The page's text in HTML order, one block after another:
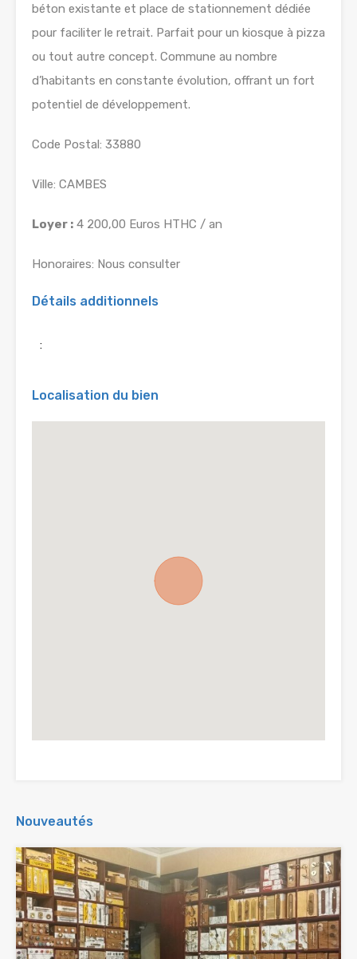
béton existante et place de stationnement dédiée
pour faciliter le retrait. Parfait pour un kiosque à pizza
ou tout autre concept. Commune au nombre
d’habitants en constante évolution, offrant un fort
potentiel de développement.
Code Postal: 33880
Ville: CAMBES
Loyer : 4 200,00 Euros HTHC / an
Honoraires: Nous consulter
Détails additionnels
:
Localisation du bien
Nouveautés